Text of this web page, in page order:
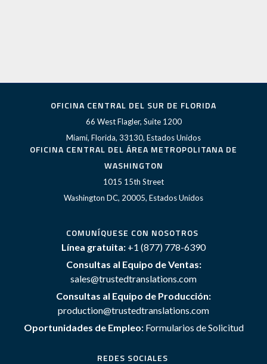
OFICINA CENTRAL DEL SUR DE FLORIDA
66 West Flagler, Suite 1200
Miami, Florida, 33130, Estados Unidos
OFICINA CENTRAL DEL ÁREA METROPOLITANA DE
WASHINGTON
1015 15th Street
Washington DC, 20005, Estados Unidos
COMUNÍQUESE CON NOSOTROS
Línea gratuita: +1 (877) 778-6390
Consultas al Equipo de Ventas:
sales@trustedtranslations.com
Consultas al Equipo de Producción:
production@trustedtranslations.com
Oportunidades de Empleo: Formularios de Solicitud
REDES SOCIALES